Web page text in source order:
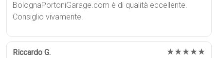
BolognaPortoniGarage.com è di qualità eccellente.
Consiglio vivamente.
Riccardo G. ★★★★★